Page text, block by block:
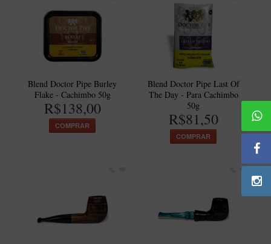
Cinzeiros
Cortadores de Charuto
Fluidos
Blend Kumbaya
Blends Para Cachimbo
Blends Para Enrolar
Geróss
Blend Doctor Pipe Burley
Flake - Cachimbo 50g
R$138,00
COMPRAR
Blend Doctor Pipe Last Of
The Day - Para Cachimbo
50g
R$81,50
COMPRAR